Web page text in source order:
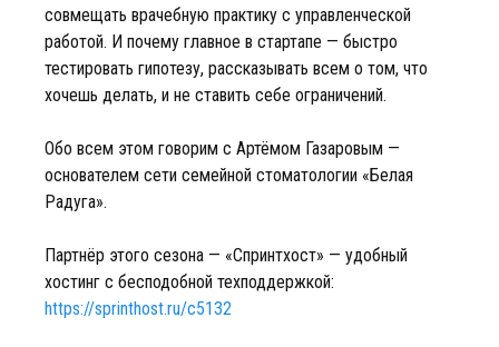
совмещать врачебную практику с управленческой
работой. И почему главное в стартапе — быстро
тестировать гипотезу, рассказывать всем о том, что
хочешь делать, и не ставить себе ограничений.
Обо всем этом говорим с Артёмом Газаровым —
основателем сети семейной стоматологии «Белая
Радуга».
Партнёр этого сезона — «Спринтхост» — удобный
хостинг с бесподобной техподдержкой:
https://sprinthost.ru/c5132